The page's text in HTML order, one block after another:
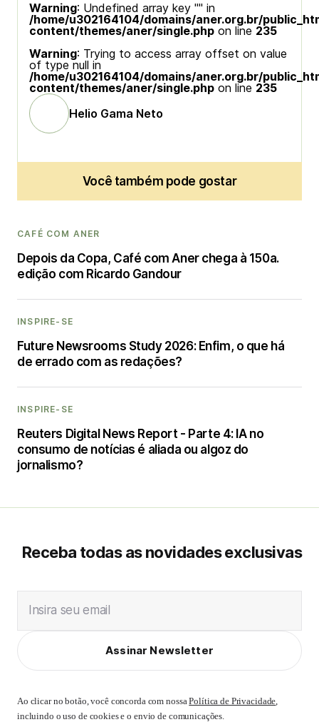
Warning: Undefined array key "" in
/home/u302164104/domains/aner.org.br/
content/themes/aner/single.php on line 235
Warning: Trying to access array offset on value
of type null in
/home/u302164104/domains/aner.org.br/
content/themes/aner/single.php on line 235
Helio Gama Neto
Você também pode gostar
CAFÉ COM ANER
Depois da Copa, Café com Aner chega à 150a.
edição com Ricardo Gandour
INSPIRE-SE
Future Newsrooms Study 2026: Enfim, o que há
de errado com as redações?
INSPIRE-SE
Reuters Digital News Report - Parte 4: IA no
consumo de notícias é aliada ou algoz do
jornalismo?
Receba todas as novidades exclusivas
Insira seu email
Assinar Newsletter
Ao clicar no botão, você concorda com nossaPolítica de Privacidade,
incluindo o uso de cookies e o envio de comunicações.